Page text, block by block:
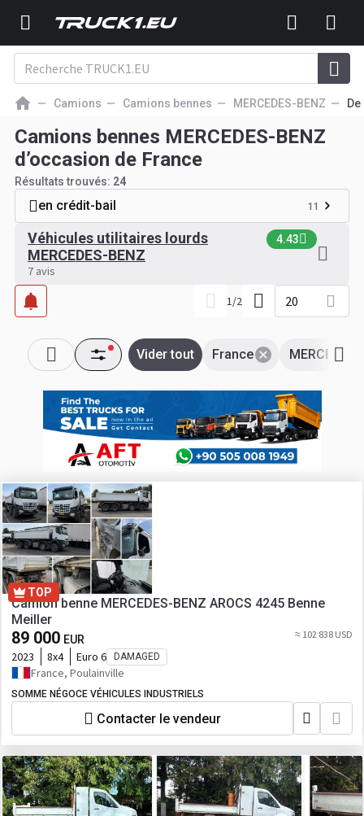
Camions Camions bennes MERCEDES-BENZ
Camions bennes MERCEDES-BENZ
d’occasion de France
Résultats trouvés: 24
en crédit-bail 11
Véhicules utilitaires lourds
MERCEDES-BENZ
4.43
7 avis
1/2 20
France
Vider tout
TOP
Camion benne MERCEDES-BENZ AROCS 4245 Benne
Meiller
89 000 EUR ≈ 102 838 USD
2023 8x4 Euro 6 DAMAGED
France, Poulainville
SOMME NÉGOCE VÉHICULES INDUSTRIELS
Contacter le vendeur